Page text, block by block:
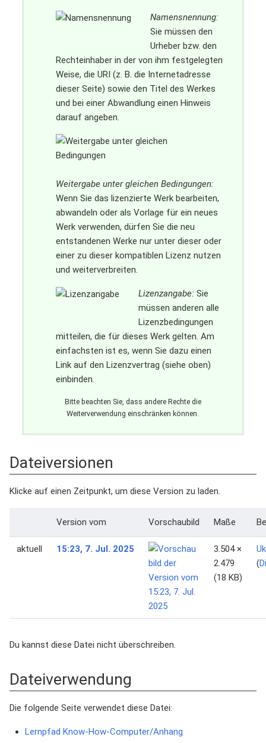
Namensnennung:
Sie müssen den
Urheber bzw. den
Rechteinhaber in der von ihm festgelegten
Weise, die URI (z. B. die Internetadresse
dieser Seite) sowie den Titel des Werkes
und bei einer Abwandlung einen Hinweis
darauf angeben.
Weitergabe unter gleichen Bedingungen:
Wenn Sie das lizenzierte Werk bearbeiten,
abwandeln oder als Vorlage für ein neues
Werk verwenden, dürfen Sie die neu
entstandenen Werke nur unter dieser oder
einer zu dieser kompatiblen Lizenz nutzen
und weiterverbreiten.
Lizenzangabe: Sie
müssen anderen alle
Lizenzbedingungen
mitteilen, die für dieses Werk gelten. Am
einfachsten ist es, wenn Sie dazu einen
Link auf den Lizenzvertrag (siehe oben)
einbinden.
Bitte beachten Sie, dass andere Rechte die
Weiterverwendung einschränken können.
Dateiversionen
Klicke auf einen Zeitpunkt, um diese Version zu laden.
Version vom Vorschaubild Maße
aktuell 15:23, 7. Jul. 2025
3.504 ×
2.479
(18 KB)
(
Du kannst diese Datei nicht überschreiben.
Dateiverwendung
Die folgende Seite verwendet diese Datei:
Lernpfad Know-How-Computer/Anhang